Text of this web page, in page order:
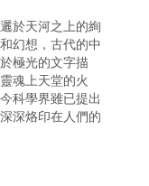
於天河之上的絢
幻想，古代的中
極光的文字描
魂上天堂的火
科學界雖已提出
深烙印在人們的